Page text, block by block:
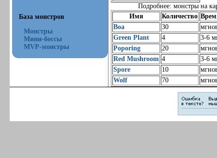
База монстров
Монстры
Мини-боссы
MVP-монстры
Подробнее: монстры на
Имя
Количество
Boa
30
Green Plant
4
3-6
Poporing
20
Red Mushroom 4
3-6
Spore
10
Wolf
70